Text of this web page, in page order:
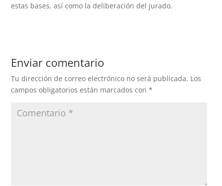
estas bases, así como la deliberación del jurado.
Enviar comentario
Tu dirección de correo electrónico no será publicada. Los
campos obligatorios están marcados con*